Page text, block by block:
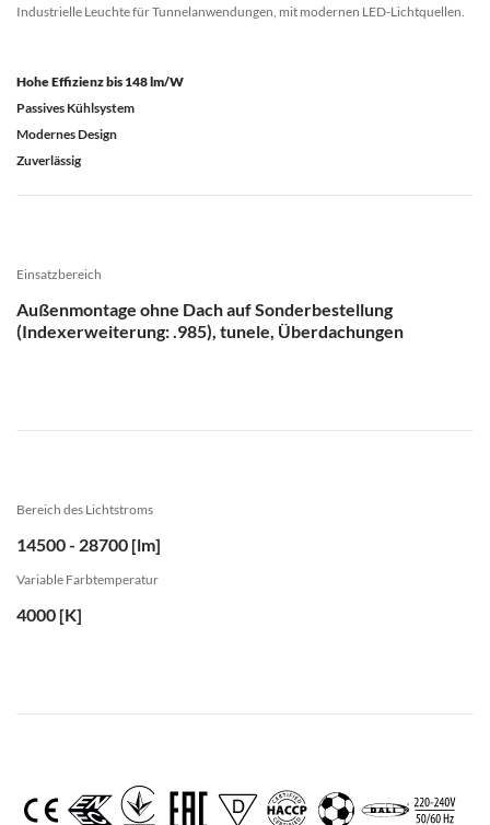
Industrielle Leuchte für Tunnelanwendungen, mit modernen LED-Lichtquellen.
Hohe Effizienz bis 148 lm/W
Passives Kühlsystem
Modernes Design
Zuverlässig
Einsatzbereich
Außenmontage ohne Dach auf Sonderbestellung
(Indexerweiterung: .985), tunele, Überdachungen
Bereich des Lichtstroms
14500 - 28700 [lm]
Variable Farbtemperatur
4000 [K]